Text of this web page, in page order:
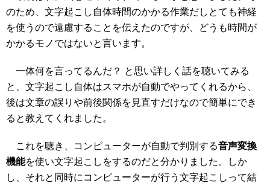
のため、文字起こし自体時間のかかる作業だしとても神経
を使うので遠慮することを伝えたのですが、どうも時間が
かかるモノではないと言います。
一体何を言ってるんだ？ と思い詳しく話を聴いてみる
と、文字起こし自体はスマホが自動でやってくれるから、
後は文章の誤りや前後関係を見直すだけなので簡単にでき
ると教えてくれました。
これを聴き、コンピューターが自動で判別する音声変換
機能を使い文字起こしをするのだと分かりました。しか
し、それと同時にコンピューターが行う文字起こしって結